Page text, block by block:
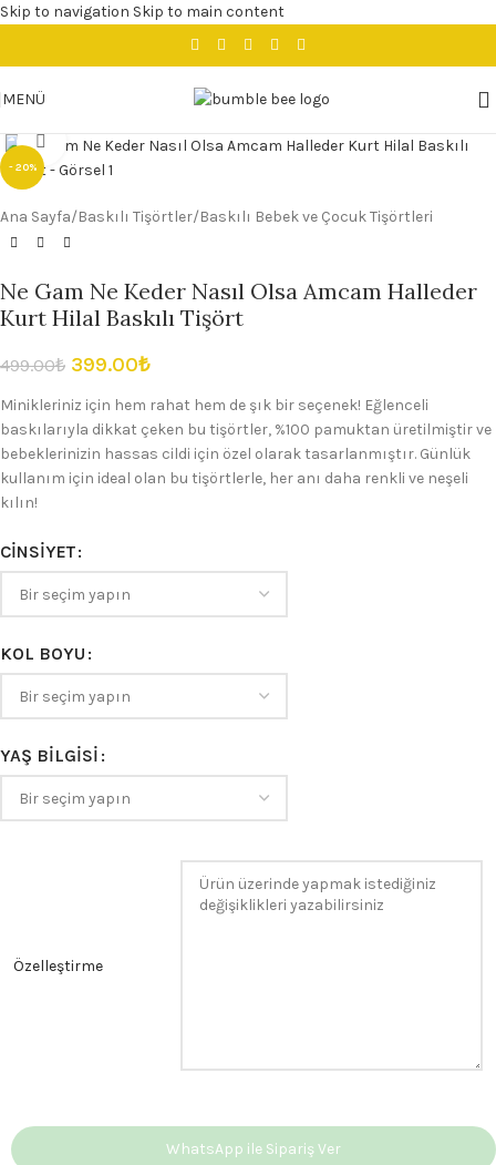
Skip to navigation Skip to main content
MENÜ
- 20%
Büyütmek için tıklayın
Ana Sayfa/Baskılı Tişörtler/Baskılı Bebek ve Çocuk Tişörtleri
Ne Gam Ne Keder Nasıl Olsa Amcam Halleder
Kurt Hilal Baskılı Tişört
499.00₺ 399.00₺
Minikleriniz için hem rahat hem de şık bir seçenek! Eğlenceli
baskılarıyla dikkat çeken bu tişörtler, %100 pamuktan üretilmiştir ve
bebeklerinizin hassas cildi için özel olarak tasarlanmıştır. Günlük
kullanım için ideal olan bu tişörtlerle, her anı daha renkli ve neşeli
kılın!
CINSIYET
KOL BOYU
YAŞ BILGISI
Özelleştirme
WhatsApp ile Sipariş Ver